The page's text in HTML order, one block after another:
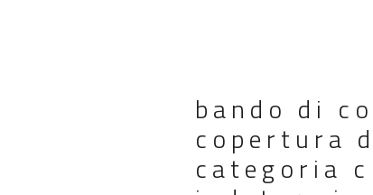
bando di
copertura
categoria